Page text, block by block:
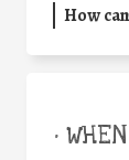
How
• WHEN